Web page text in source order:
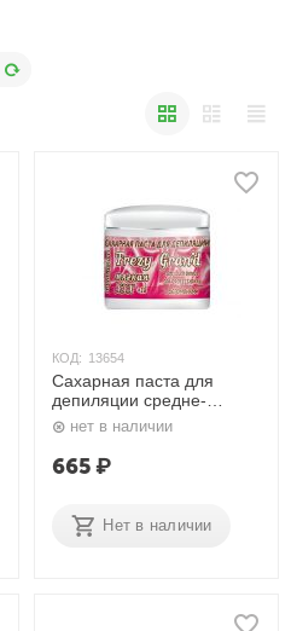
КОД: 13654
Сахарная паста для
депиляции средне-
плотная с желтком и
маслом оливы 750 мл.
Frezy Gran'd
нет в наличии
665₽
Нет в наличии